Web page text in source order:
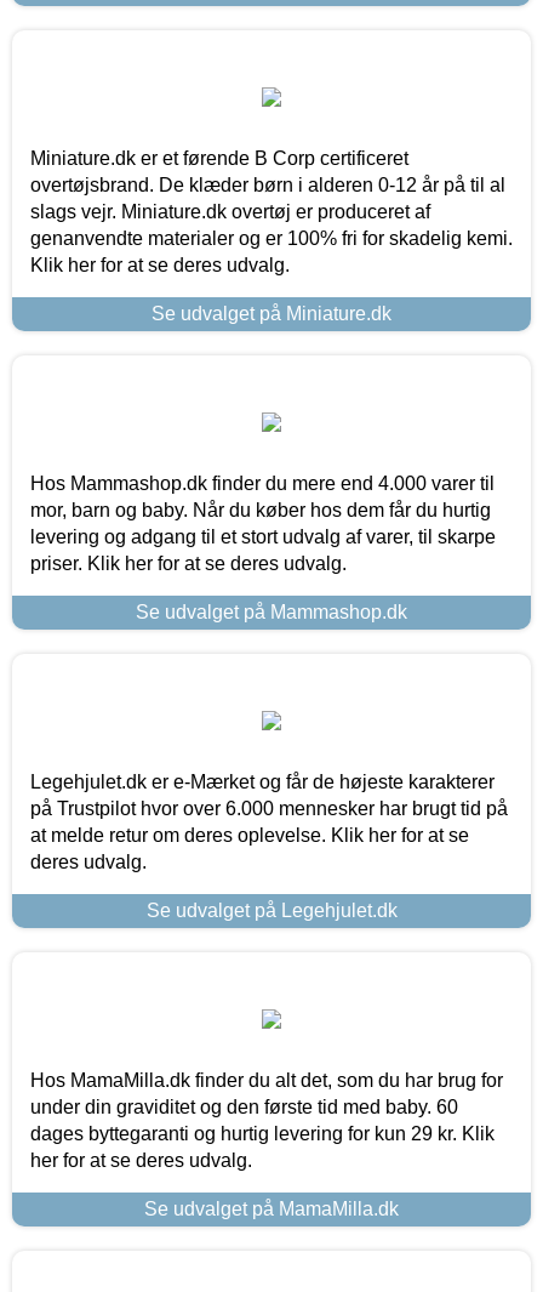
Miniature.dk er et førende B Corp certificeret
overtøjsbrand. De klæder børn i alderen 0-12 år på til al
slags vejr. Miniature.dk overtøj er produceret af
genanvendte materialer og er 100% fri for skadelig kemi.
Klik her for at se deres udvalg.
Se udvalget på Miniature.dk
Hos Mammashop.dk finder du mere end 4.000 varer til
mor, barn og baby. Når du køber hos dem får du hurtig
levering og adgang til et stort udvalg af varer, til skarpe
priser. Klik her for at se deres udvalg.
Se udvalget på Mammashop.dk
Legehjulet.dk er e-Mærket og får de højeste karakterer
på Trustpilot hvor over 6.000 mennesker har brugt tid på
at melde retur om deres oplevelse. Klik her for at se
deres udvalg.
Se udvalget på Legehjulet.dk
Hos MamaMilla.dk finder du alt det, som du har brug for
under din graviditet og den første tid med baby. 60
dages byttegaranti og hurtig levering for kun 29 kr. Klik
her for at se deres udvalg.
Se udvalget på MamaMilla.dk